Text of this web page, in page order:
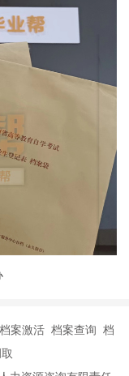
案激活 档案查询 档